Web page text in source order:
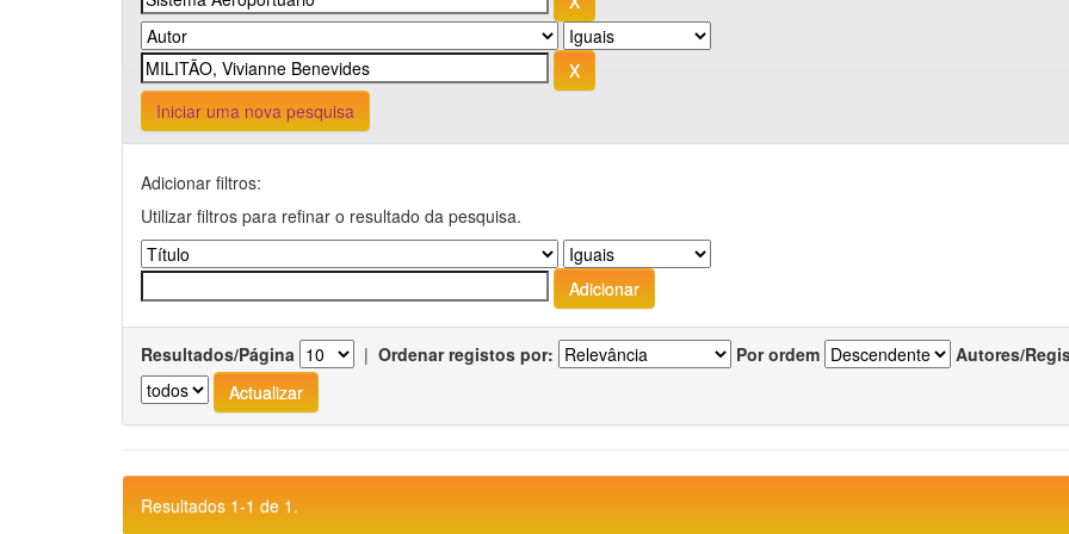
Iniciar uma nova pesquisa
Adicionar filtros:
Utilizar filtros para refinar o resultado da pesquisa.
Resultados/Página | Ordenar registos por: Por ordem Autores/
Resultados 1-1 de 1.